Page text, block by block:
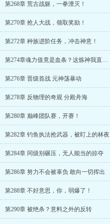
第268章 荒古战躯，一拳湮灭！
第270章 抢人大战，领取奖励！
第272章 种族进阶任务，冲击神意！
第274章魂力值竟是血条？这炼神我直接开
第276章 晋级首战 元神荡暴动
第278章 反物理的奇观 分殿舟海
第280章 巅峰团队赛，开赛！
第282章 钓鱼执法抢武器，被盯上的林夜
第284章 同级别碾压，无人能当的掠夺
第286章 努力不会被辜负 敢向一切挥出
第288章 不好意思，你，弱爆了！
第290章 被绝杀？意料之外的反转